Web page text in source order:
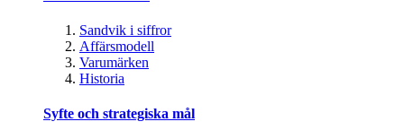
Sandvik i siffror
Affärsmodell
Varumärken
Historia
Syfte och strategiska mål